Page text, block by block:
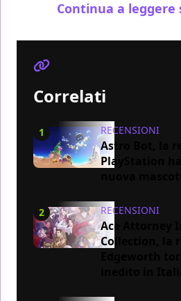
Continua a leggere
Correlati
1 RECENSIONI
Astro Bot, la
PlayStation
2 RECENSIONI
Ace Attorney
Collection, la